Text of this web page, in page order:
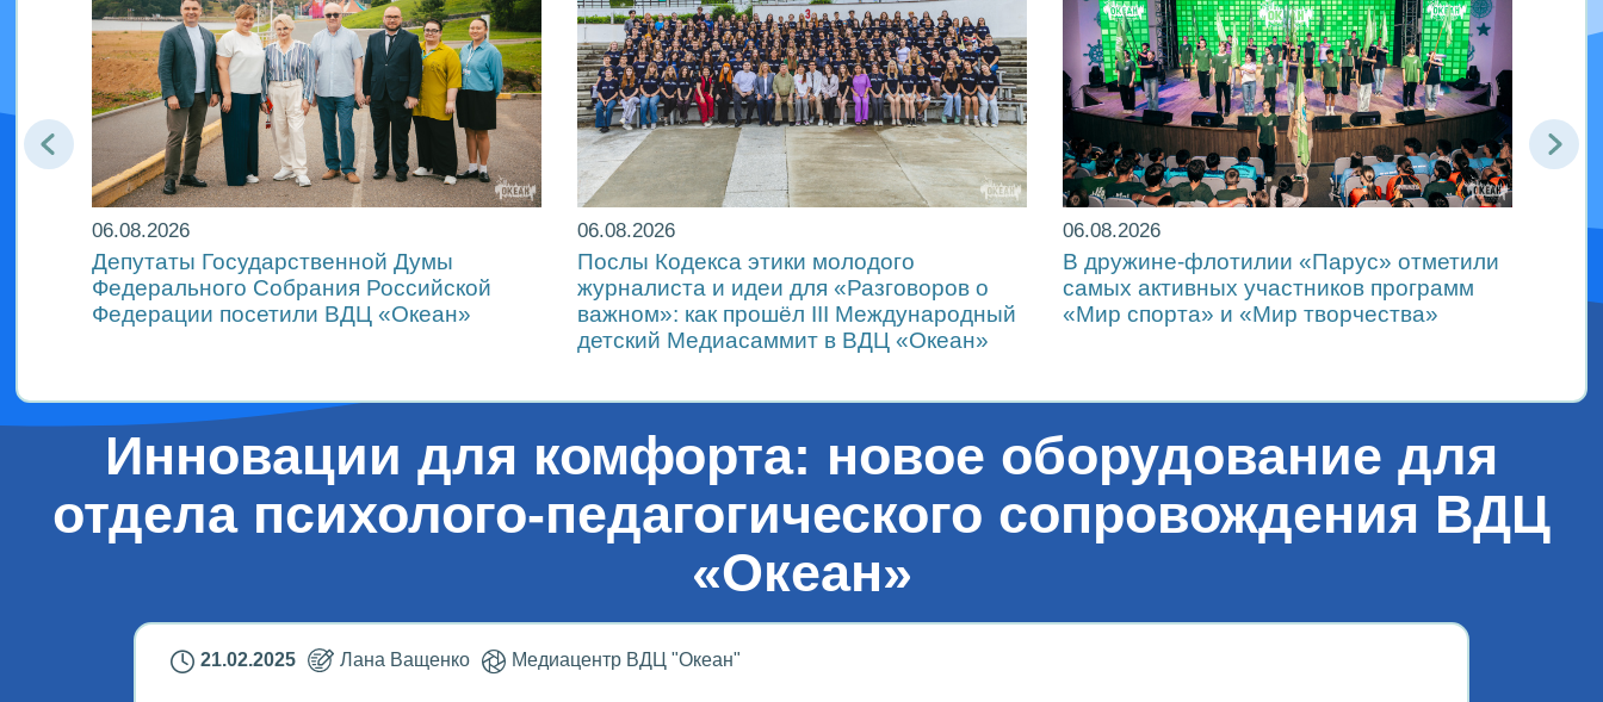
06.08.2026
Депутаты Государственной Думы
Федерального Собрания Российской
Федерации посетили ВДЦ «Океан»
06.08.2026
Послы Кодекса этики молодого
журналиста и идеи для «Разговоров о
важном»: как прошёл ІІІ Международный
детский Медиасаммит в ВДЦ «Океан»
06.08.2026
В дружине-флотилии «Парус» отметили
самых активных участников программ
«Мир спорта» и «Мир творчества»
Инновации для комфорта: новое оборудование для
отдела психолого-педагогического сопровождения ВДЦ
«Океан»
21.02.2025 Лана Ващенко Медиацентр ВДЦ "Океан"